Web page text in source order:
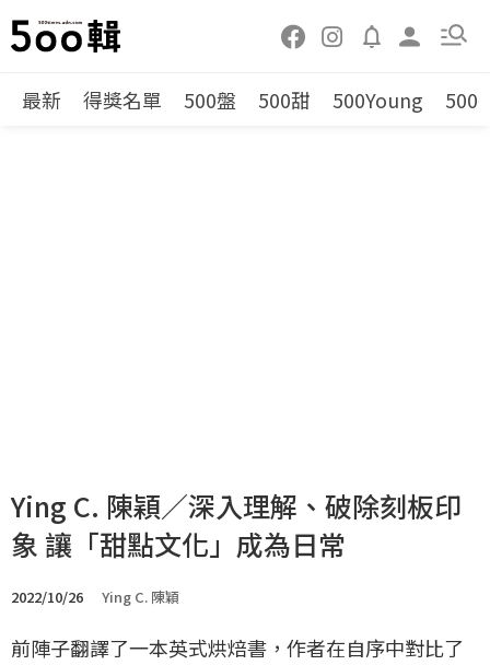
最新 得獎名單 500盤 500甜 500Young 500
Ying C. 陳穎／深入理解、破除刻板印
象 讓「甜點文化」成為日常
2022/10/26 Ying C. 陳穎
前陣子翻譯了一本英式烘焙書，作者在自序中對比了